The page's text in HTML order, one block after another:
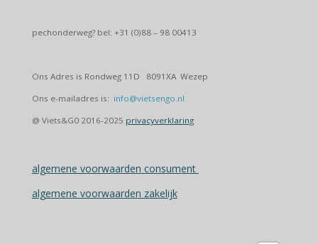
pechonderweg? bel: +31 (0)88 – 98 00413
Ons Adres is Rondweg 11D 8091XA Wezep
Ons e-mailadres is: info@vietsengo.nl
@ Viets&G0 2016-2025 privacyverklaring
algemene voorwaarden consument
algemene voorwaarden zakelijk